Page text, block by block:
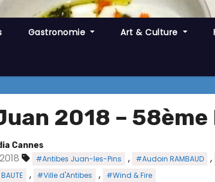
Gastronomie Art & Culture
2018 –
Cannes
#Antibes Juan-les-Pins , #Audoin RAMBAUD ,
, #Ville d'Antibes , #Wind & Fire